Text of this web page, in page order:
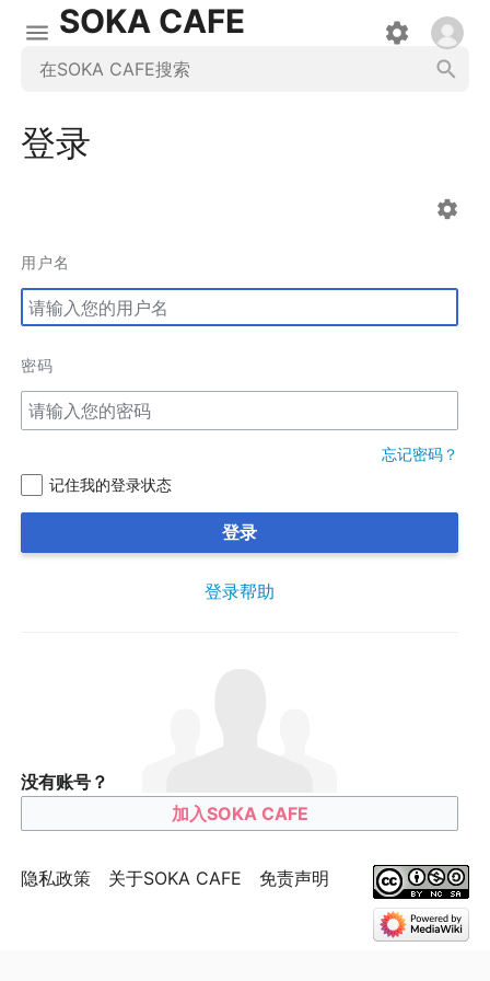
SOKA CAFE
登录
用户名
密码
记住我的登录状态
登录
登录帮助
忘记密码？
没有账号？
加入SOKA CAFE
隐私政策 关于SOKA CAFE 免责声明